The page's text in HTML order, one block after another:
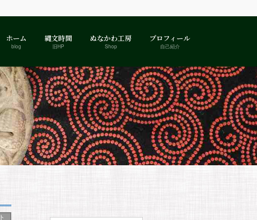
ホーム
blog
縄文時間
旧HP
ぬなかわ工房
Shop
プロフィール
自己紹介